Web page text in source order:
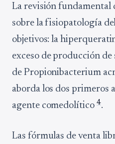
La revisión fundamental
sobre la fisiopatología
objetivos: la
exceso de producción
de Propionibacterium
aborda los dos primeros
agente comedolítico 4.
Las fórmulas de venta